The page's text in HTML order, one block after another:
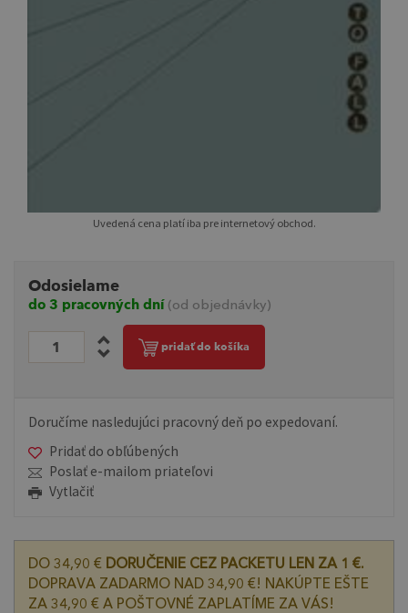
Uvedená cena platí iba pre internetový obchod.
Odosielame
do 3 pracovných dní (od objednávky)
pridať do košíka
Doručíme nasledujúci pracovný deň po expedovaní.
Pridať do obľúbených
Poslať e-mailom priateľovi
Vytlačiť
DO 34,90 € DORUČENIE CEZ PACKETU LEN ZA 1 €.
DOPRAVA ZADARMO NAD 34,90 €! NAKÚPTE EŠTE
ZA 34,90 € A POŠTOVNÉ ZAPLATÍME ZA VÁS!